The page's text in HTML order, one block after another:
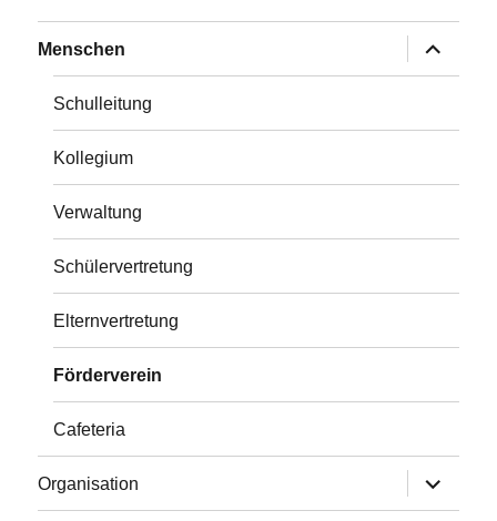
Menschen
anzeigen
Schulleitung
Kollegium
Verwaltung
Schülervertretung
Elternvertretung
Förderverein
Cafeteria
Organisation
anzeigen